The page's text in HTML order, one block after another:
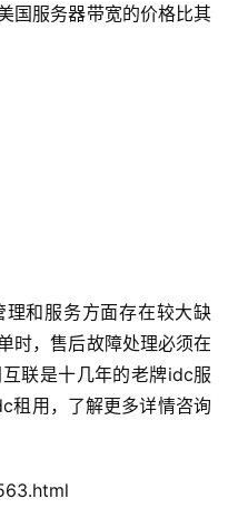
国服务器带宽的价格比其
和服务方面存在较大缺
时，售后故障处理必须在
联是十几年的老牌idc服
租用，了解更多详情咨询